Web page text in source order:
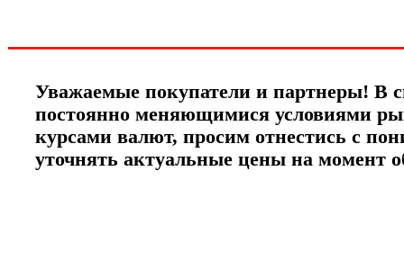
Уважаемые покупатели и партнеры! В
постоянно меняющимися условиями
курсами валют, просим отнестись с
уточнять актуальные цены на момент